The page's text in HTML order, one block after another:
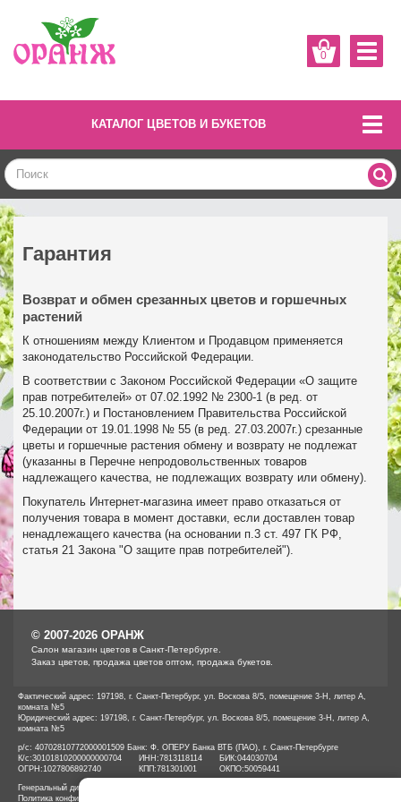
0
КАТАЛОГ ЦВЕТОВ И БУКЕТОВ
Гарантия
Возврат и обмен срезанных цветов и горшечных
растений
К отношениям между Клиентом и Продавцом применяется
законодательство Российской Федерации.
В соответствии с Законом Российской Федерации «О защите
прав потребителей» от 07.02.1992 № 2300-1 (в ред. от
25.10.2007г.) и Постановлением Правительства Российской
Федерации от 19.01.1998 № 55 (в ред. 27.03.2007г.) срезанные
цветы и горшечные растения обмену и возврату не подлежат
(указанны в Перечне непродовольственных товаров
надлежащего качества, не подлежащих возврату или обмену).
Покупатель Интернет-магазина имеет право отказаться от
получения товара в момент доставки, если доставлен товар
ненадлежащего качества (на основании п.3 ст. 497 ГК РФ,
статья 21 Закона "О защите прав потребителей").
© 2007-2026 ОРАНЖ
Cалон магазин цветов в Санкт-Петербурге.
Заказ цветов, продажа цветов оптом, продажа букетов.
Фактический адрес: 197198, г. Санкт-Петербург, ул. Воскова 8/5, помещение 3-Н, литер А,
комната №5
Юридический адрес: 197198, г. Санкт-Петербург, ул. Воскова 8/5, помещение 3-Н, литер А,
комната №5
р/с: 40702810772000001509 Банк: Ф. ОПЕРУ Банка ВТБ (ПАО), г. Санкт-Петербурге
К/с:30101810200000000704 ИНН:7813118114 БИК:044030704
ОГРН:1027806892740 КПП:781301001 ОКПО:50059441
Генеральный директор ООО «ОРАНЖ» Иванов А.Е.
Политика конфиденциальности